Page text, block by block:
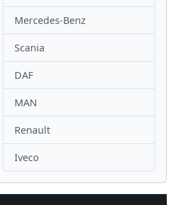
Mercedes-Benz
Scania
DAF
MAN
Renault
Iveco